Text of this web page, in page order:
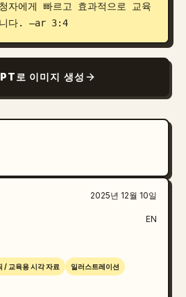
자에게 빠르고 효과적으로 교육
니다. –ar 3:4
로 이미지 생성
2025년 12월 10일
EN
/ 교육용 시각 자료 일러스트레이션